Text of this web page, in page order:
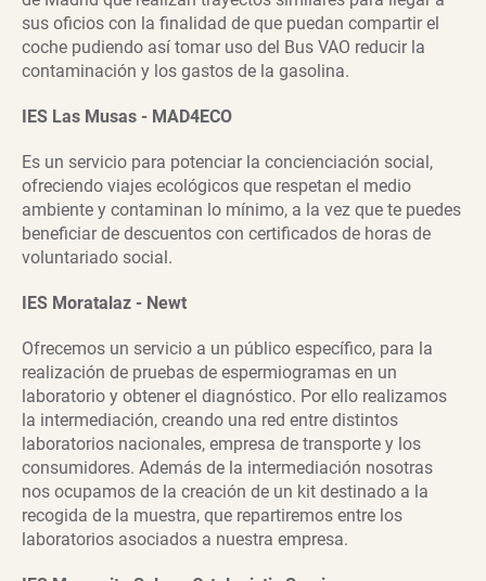
sus oficios con la finalidad de que puedan compartir el
coche pudiendo así tomar uso del Bus VAO reducir la
contaminación y los gastos de la gasolina.
IES Las Musas - MAD4ECO
Es un servicio para potenciar la concienciación social,
ofreciendo viajes ecológicos que respetan el medio
ambiente y contaminan lo mínimo, a la vez que te puedes
beneficiar de descuentos con certificados de horas de
voluntariado social.
IES Moratalaz - Newt
Ofrecemos un servicio a un público específico, para la
realización de pruebas de espermiogramas en un
laboratorio y obtener el diagnóstico. Por ello realizamos
la intermediación, creando una red entre distintos
laboratorios nacionales, empresa de transporte y los
consumidores. Además de la intermediación nosotras
nos ocupamos de la creación de un kit destinado a la
recogida de la muestra, que repartiremos entre los
laboratorios asociados a nuestra empresa.